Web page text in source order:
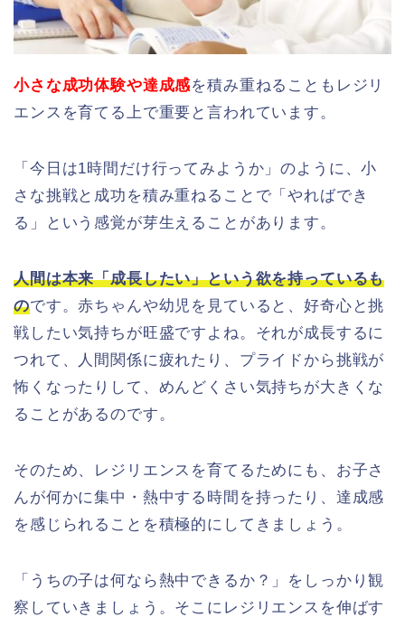
小さな成功体験や達成感を積み重ねることもレジリ
エンスを育てる上で重要と言われています。
「 今日は1時間だけ行ってみようか」のように、小
さな挑戦と成功を積み重ねることで「やればでき
る」という感覚が芽生えることがあります。
人間は本来「成長したい」という欲を持っているも
のです。赤ちゃんや幼児を見ていると、好奇心と挑
戦したい気持ちが旺盛ですよね。それが成長するに
つれて、人間関係に疲れたり、プライドから挑戦が
怖くなったりして、めんどくさい気持ちが大きくな
ることがあるのです。
そのため、レジリエンスを育てるためにも、お子さ
んが何かに集中・熱中する時間を持ったり、達成感
を感じられることを積極的にしてきましょう。
「うちの子は何なら熱中できるか？」をしっかり観
察していきましょう。そこにレジリエンスを伸ばす